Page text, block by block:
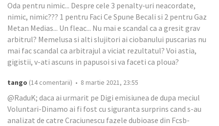
Oda pentru nimic... Despre cele 3 penalty-uri neacordate,
nimic, nimic??? 1 pentru Faci Ce Spune Becali si 2 pentru Gaz
Metan Medias... Un fleac... Nu mai e scandal ca a gresit grav
arbitrul? Memelusa si alti slujitori ai ciobanului puscarias nu
mai fac scandal ca arbitrajul a viciat rezultatul? Voi astia,
gigistii, v-ati ascuns in papusoi si va faceti ca ploua?
tango (14 comentarii) • 8 martie 2021, 23:55
@RaduK; daca ai urmarit pe Digi emisiunea de dupa meciul
Voluntari-Dinamo ai fi fost cu siguranta surprins cand s-au
analizat de catre Craciunescu fazele dubioase din Fcsb-